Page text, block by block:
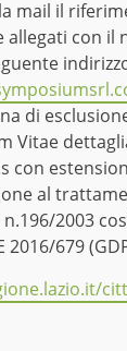
mail il
allegati con il
di
Vitae
con
al
2003
679